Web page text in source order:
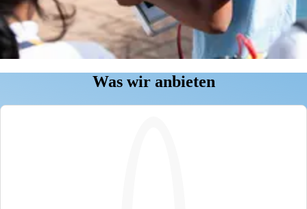
Was wir anbieten